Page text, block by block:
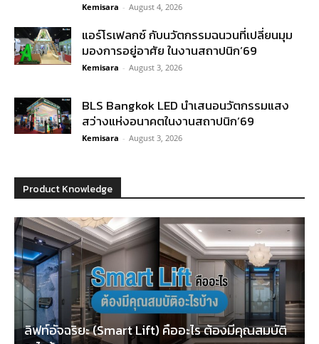
Kemisara - August 4, 2026
แอร์โรเฟลกซ์ กับนวัตกรรมฉนวนที่เปลี่ยนมุม
มองการอยู่อาศัย ในงานสถาปนิก’69
Kemisara - August 3, 2026
BLS Bangkok LED นำเสนอนวัตกรรมแสง
สว่างแห่งอนาคตในงานสถาปนิก’69
Kemisara - August 3, 2026
Product Knowledge
ลิฟท์อัจฉริยะ (Smart Lift) คืออะไร ต้องมีคุณสมบัติ